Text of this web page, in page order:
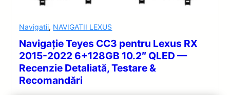
Navigatii, NAVIGATII LEXUS
Navigație Teyes CC3 pentru Lexus RX
2015-2022 6+128GB 10.2″ QLED —
Recenzie Detaliată, Testare &
Recomandări